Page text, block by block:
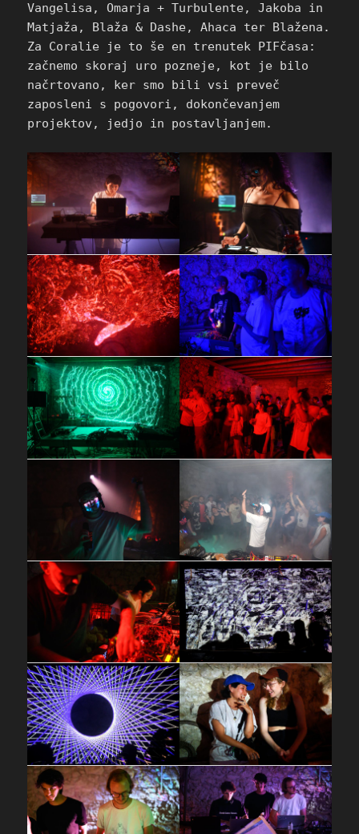
Vangelisa, Omarja + Turbulente, Jakoba in
Matjaža, Blaža & Dashe, Ahaca ter Blažena.
Za Coralie je to še en trenutek PIFčasa:
začnemo skoraj uro pozneje, kot je bilo
načrtovano, ker smo bili vsi preveč
zaposleni s pogovori, dokončevanjem
projektov, jedjo in postavljanjem.